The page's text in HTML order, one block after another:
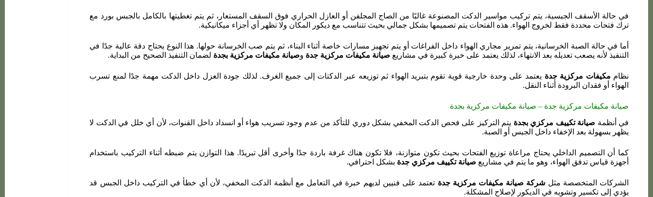
في حالة الأسقف الجبسية، يتم تركيب مواسير الدكت المصنوعة غالبًا من الصاج المجلفن أو العازل الحراري فوق السقف المستعار، ثم يتم تغطيتها بالكامل بالجبس بورد مع
ترك فتحات محددة فقط لخروج الهواء. هذه الفتحات يتم تصميمها بشكل جمالي بحيث تتناسب مع ديكور المكان ولا تظهر أي أجزاء ميكانيكية.
أما في حالة الصبة الخرسانية، يتم تمرير مجاري الهواء داخل الفراغات أو يتم تجهيز مسارات خاصة أثناء البناء، ثم يتم صب الخرسانة حولها. هذا النوع يحتاج دقة عالية جدًا في
التنفيذ لأنه يصعب تعديله بعد الانتهاء، لذلك يعتمد على خبرة كبيرة في مشاريع صيانة مكيفات مركزية جدة وصيانة مكيفات مركزية بجدة لضمان التنفيذ الصحيح من البداية.
نظام مكيفات مركزية جدة يعتمد على وحدة خارجية قوية تقوم بتبريد الهواء ثم توزيعه عبر الدكتات إلى جميع الغرف. لذلك جودة العزل داخل الدكت مهمة جدًا لمنع تسرب
الهواء أو فقدان البرودة أثناء النقل.
صيانة مكيفات مركزية جدة – صيانة مكيفات مركزية بجدة
في أنظمة صيانة تكييف مركزي بجدة يتم التركيز على فحص الدكت المخفي بشكل دوري للتأكد من عدم وجود تسريب هواء أو انسداد داخل القنوات، لأن أي خلل في الدكت لا
يظهر بسهولة بعد الإخفاء داخل الجبس أو الصبة.
كما أن التصميم الداخلي يحتاج مراعاة توزيع الفتحات بحيث تكون متوازنة، فلا تكون هناك غرفة باردة جدًا وأخرى أقل تبريدًا. هذا التوازن يتم ضبطه أثناء التركيب باستخدام
أجهزة قياس تدفق الهواء، وهو ما يتم في مشاريع صيانة تكييف مركزي جدة بشكل احترافي.
الشركات المتخصصة مثل شركة صيانة مكيفات مركزية جدة تعتمد على فنيين لديهم خبرة في التعامل مع أنظمة الدكت المخفي، لأن أي خطأ في التركيب داخل الجبس قد
يؤدي إلى تكسير وتشويه في الديكور لإصلاح المشكلة.